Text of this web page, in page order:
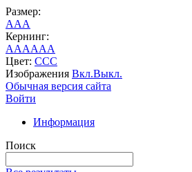
Размер:
AAA
Кернинг:
AAAAAA
Цвет: CCC
Изображения Вкл.Выкл.
Обычная версия сайта
Войти
Информация
Поиск